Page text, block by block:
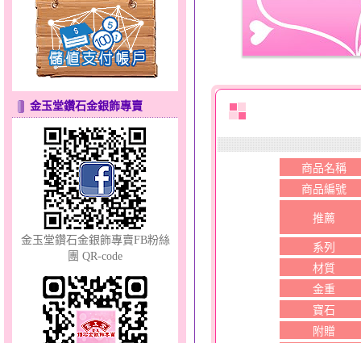
分享愛～金銀鋼套鍊
彩蝶倩影～金銀鋼套鍊
幸福洋溢～金銀鋼套鍊
金玉堂鑽石金銀飾專賣
金玉堂鑽石金銀飾專賣FB粉絲
團 QR-code
商品名稱
商品編號
推薦
系列
材質
金重
寶石
附贈